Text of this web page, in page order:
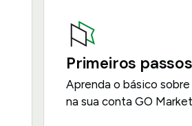
Primeiros passos
Aprenda o básico
na sua conta GO